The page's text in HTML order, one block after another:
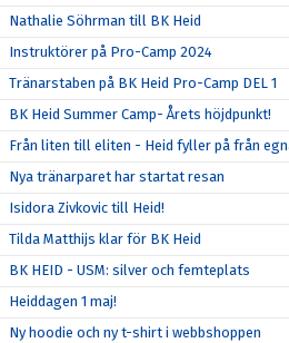
Nathalie Söhrman till BK Heid
Instruktörer på Pro-Camp 2024
Tränarstaben på BK Heid Pro-Camp DEL 1
BK Heid Summer Camp- Årets höjdpunkt!
Från liten till eliten - Heid fyller på från
Nya tränarparet har startat resan
Isidora Zivkovic till Heid!
Tilda Matthijs klar för BK Heid
BK HEID - USM: silver och femteplats
Heiddagen 1 maj!
Ny hoodie och ny t-shirt i webbshoppen